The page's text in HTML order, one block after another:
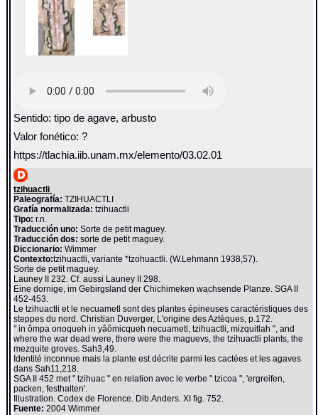
Sentido: tipo de agave, arbusto
Valor fonético: ?
https://tlachia.iib.unam.mx/elemento/03.02.01
tzihuactli
Paleografía: TZIHUACTLI
Grafía normalizada: tzihuactli
Tipo: r.n.
Traducción uno: Sorte de petit maguey.
Traducción dos: sorte de petit maguey.
Diccionario:Wimmer
Contexto:tzihuactli, variante *tzohuactli. (W.Lehmann 1938,57).
Sorte de petit maguey.
Launey II 232. Cf. aussi Launey II 298.
Eine dornige, im Gebirgsland der Chichimeken wachsende Planze. SGA II
452-453.
Le tzihuactli et le necuametl sont des plantes épineuses caractéristiques des
steppes du nord. Christian Duverger, L'origine des Aztèques, p.172.
" in ômpa onoqueh in yâômicqueh necuametl, tzihuactli, mizquitlah ", and
where the war dead were, there were the maguevs, the tzihuactli plants, the
mezquite groves. Sah3,49.
Identité inconnue mais la plante est décrite parmi les cactées et les agaves
dans Sah11,218.
SGA II 452 met " tzihuac " en relation avec le verbe " tzicoa ", 'ergreifen,
packen, festhalten'.
Illustration. Codex de Florence. Dib.Anders. XI fig. 752.
Fuente: 2004 Wimmer